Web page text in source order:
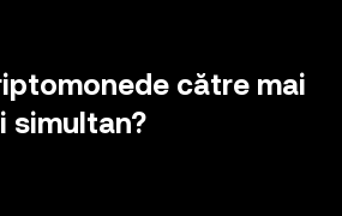
către mai
simultan?